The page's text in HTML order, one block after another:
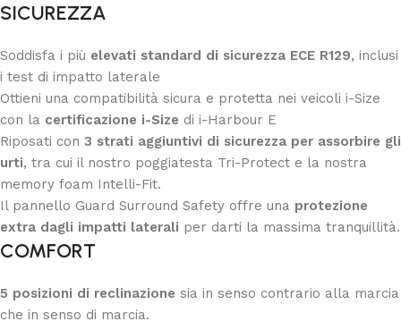
SICUREZZA
Soddisfa i più elevati standard di sicurezza ECE R129, inclusi
i test di impatto laterale
Ottieni una compatibilità sicura e protetta nei veicoli i-Size
con la certificazione i-Size di i-Harbour E
Riposati con 3 strati aggiuntivi di sicurezza per assorbire gli
urti, tra cui il nostro poggiatesta Tri-Protect e la nostra
memory foam Intelli-Fit.
Il pannello Guard Surround Safety offre una protezione
extra dagli impatti laterali per darti la massima tranquillità.
COMFORT
5 posizioni di reclinazione sia in senso contrario alla marcia
che in senso di marcia.